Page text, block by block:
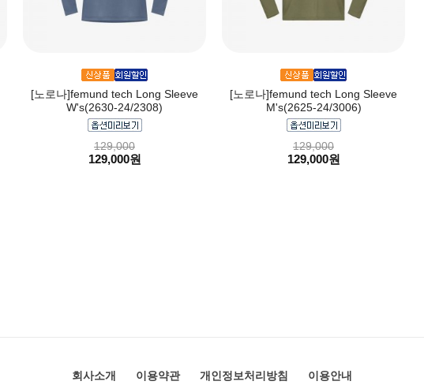
[노로나]femund tech Long Sleeve
W's(2630-24/2308)
129,000
129,000원
[노로나]femund tech Long Sleeve
M's(2625-24/3006)
129,000
129,000원
회사소개 이용약관 개인정보처리방침 이용안내